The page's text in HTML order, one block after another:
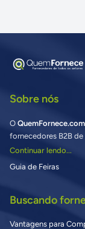
Sobre nós
O QuemFornece.com
fornecedores B2B
Continuar lendo...
Guia de Feiras
Buscando
Vantagens para